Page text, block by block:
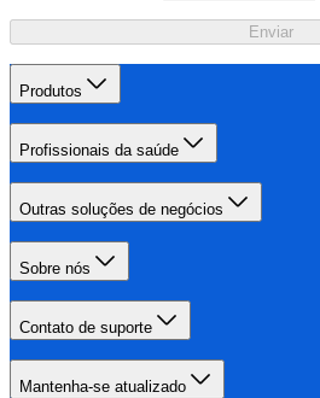
Enviar
Produtos
Profissionais da saúde
Outras soluções de negócios
Sobre nós
Contato de suporte
Mantenha-se atualizado